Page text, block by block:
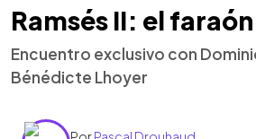
Ramsés II: el
Encuentro exclusivo con
Bénédicte Lhoyer